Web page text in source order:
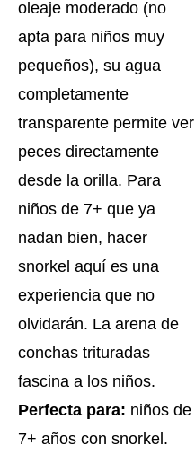
oleaje moderado (no
apta para niños muy
pequeños), su agua
completamente
transparente permite ver
peces directamente
desde la orilla. Para
niños de 7+ que ya
nadan bien, hacer
snorkel aquí es una
experiencia que no
olvidarán. La arena de
conchas trituradas
fascina a los niños.
Perfecta para: niños de
7+ años con snorkel.